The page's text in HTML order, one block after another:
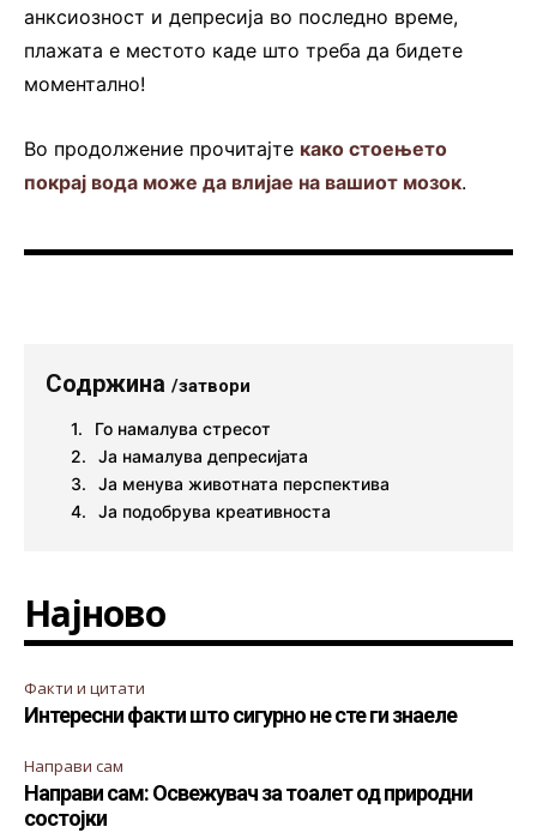
анксиозност и депресија во последно време,
плажата е местото каде што треба да бидете
моментално!
Во продолжение прочитајте како стоењето
покрај вода може да влијае на вашиот мозок.
Содржина /затвори
Го намалува стресот
Ја намалува депресијата
Ја менува животната перспектива
Ја подобрува креативноста
Најново
Факти и цитати
Интересни факти што сигурно не сте ги знаеле
Направи сам
Направи сам: Освежувач за тоалет од природни
состојки